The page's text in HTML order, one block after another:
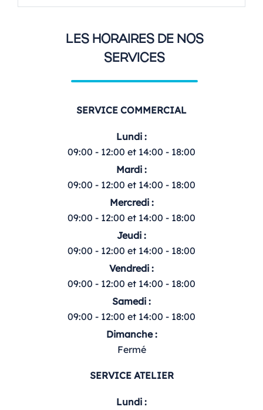
LES HORAIRES DE NOS
SERVICES
SERVICE COMMERCIAL
Lundi :
09:00 - 12:00 et 14:00 - 18:00
Mardi :
09:00 - 12:00 et 14:00 - 18:00
Mercredi :
09:00 - 12:00 et 14:00 - 18:00
Jeudi :
09:00 - 12:00 et 14:00 - 18:00
Vendredi :
09:00 - 12:00 et 14:00 - 18:00
Samedi :
09:00 - 12:00 et 14:00 - 18:00
Dimanche :
Fermé
SERVICE ATELIER
Lundi :